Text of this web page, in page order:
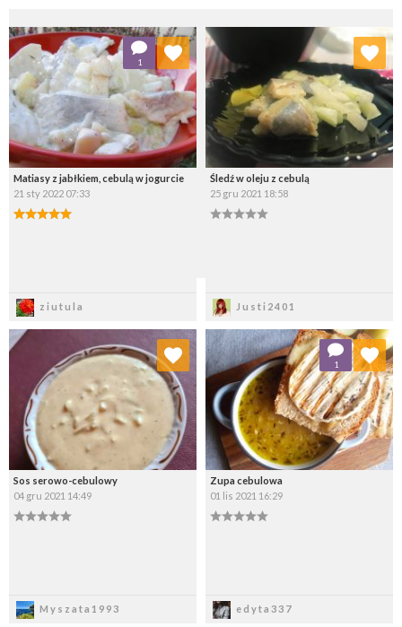
Matiasy z jabłkiem, cebulą w jogurcie
21 sty 2022 07:33
ziutula
1
Dodaj do ulubionych
Wybierz listę:
Śledź w oleju z cebulą
25 gru 2021 18:58
Justi2401
Dodaj do ulubionych
Wybierz listę:
Sos serowo-cebulowy
04 gru 2021 14:49
Myszata1993
Dodaj do ulubionych
Wybierz listę:
Zupa cebulowa
01 lis 2021 16:29
edyta337
1
Dodaj do ulubionych
Wybierz listę: